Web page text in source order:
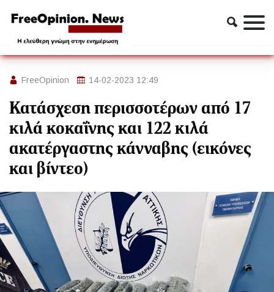
Ασφάλεια
Αστυνομία
Κατάσχεση περισσοτέρων από 17 κιλά κοκαΐνης και 122
κιλά ακατέργαστης κάνναβης (εικόνες και βίντεο)
FreeOpinion 14-02-2023 12:49
Κατάσχεση περισσοτέρων από 17
κιλά κοκαΐνης και 122 κιλά
ακατέργαστης κάνναβης (εικόνες
και βίντεο)